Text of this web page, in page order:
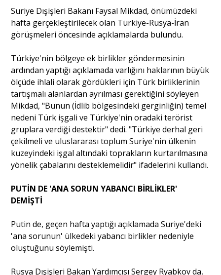
Söyleşi
Yazı Dizisi
Portre
Yazarlar
Eğitim
Ankara Analiz
Suriye Dışişleri Bakanı Faysal Mikdad, önümüzdeki
hafta gerçekleştirilecek olan Türkiye-Rusya-İran
görüşmeleri öncesinde açıklamalarda bulundu.
Türkiye'nin bölgeye ek birlikler göndermesinin
ardından yaptığı açıklamada varlığını haklarının büyük
ölçüde ihlali olarak gördükleri için Türk birliklerinin
tartışmalı alanlardan ayrılması gerektiğini söyleyen
Mikdad, "Bunun (İdlib bölgesindeki gerginliğin) temel
nedeni Türk işgali ve Türkiye'nin oradaki terörist
gruplara verdiği destektir" dedi. "Türkiye derhal geri
çekilmeli ve uluslararası toplum Suriye'nin ülkenin
kuzeyindeki işgal altındaki toprakların kurtarılmasına
yönelik çabalarını desteklemelidir" ifadelerini kullandı.
PUTİN DE 'ANA SORUN YABANCI BİRLİKLER'
DEMİŞTİ
Putin de, geçen hafta yaptığı açıklamada Suriye'deki
'ana sorunun' ülkedeki yabancı birlikler nedeniyle
oluştuğunu söylemişti.
Rusya Dışişleri Bakan Yardımcısı Sergey Ryabkov da,